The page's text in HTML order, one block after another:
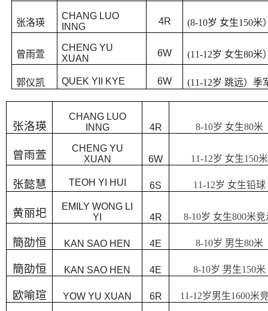
张洛瑛
CHANG LUO
INNG
4R (8-10岁 女生150米
曾雨萱
CHENG YU
XUAN
6W (11-12岁 女生80米
郭仪凯 QUEK YII KYE 6W (11-12岁 跳远）季
张洛瑛
CHANG LUO
INNG
4R 8-10岁 女生80米
曾雨萱
CHENG YU
XUAN
6W 11-12岁 女生150米
张懿慧 TEOH YI HUI 6S 11-12岁 女生铅球
黄丽圯
EMILY WONG LI
YI
4R 8-10岁 女生800米竞
簡劭恒 KAN SAO HEN 4E 8-10岁 男生80米
簡劭恒 KAN SAO HEN 4E 8-10岁 男生150米
欧喻瑄 YOW YU XUAN 6R 11-12岁男生1600米